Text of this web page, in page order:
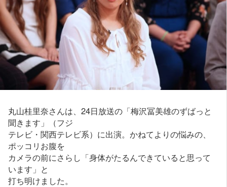
丸山桂里奈さんは、24日放送の「梅沢冨美雄のずばっと
聞きます」（フジ
テレビ・関西テレビ系）に出演。かねてよりの悩みの、
ポッコリお腹を
カメラの前にさらし「身体がたるんできていると思って
います」と
打ち明けました。